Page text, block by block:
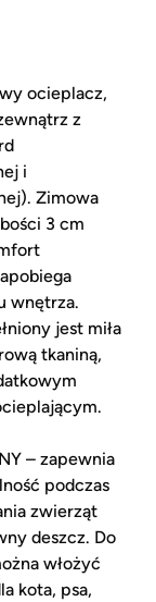
ocieplacz,
z
i
Zimowa
3 cm
wnętrza.
jest miła
tkaniną,
– zapewnia
podczas
zwierząt
deszcz. Do
włożyć
kota, psa,